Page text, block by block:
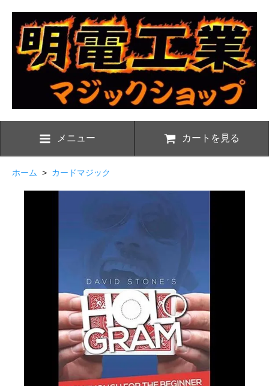
メニュー カートを見る
ホーム > カードマジック